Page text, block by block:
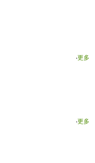
‧更多
‧更多